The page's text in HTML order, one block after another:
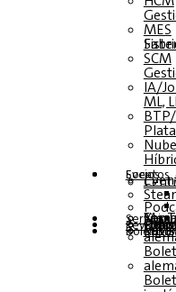
MES
Sistema de
SCM
IA/
ML,
Nube
Socios
Eventos
Mesas redondas
Servicio
Datos de
Revista
para
Boletín